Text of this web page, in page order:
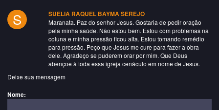
S SUELIA RAQUEL BAYMA SEREJO
Maranata. Paz do senhor Jesus. Gostaria de pedir oração
pela minha saúde. Não estou bem. Estou com problemas na
coluna e minha pressão ficou alta. Estou tomando remédio
para pressão. Peço que Jesus me cure para fazer a obra
dele. Agradeço se puderem orar por mim. Que Deus
abençoe à toda essa igreja cenáculo em nome de Jesus.
Deixe sua mensagem
Nome: